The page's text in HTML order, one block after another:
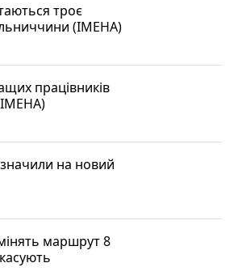
троє
(ІМЕНА)
працівників
на новий
маршрут 8